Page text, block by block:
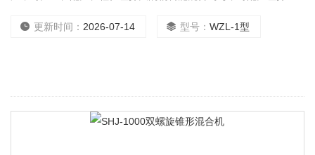
合作业，每批次可混合50-12000公斤，每批混合时间为6-30分钟
更新时间： 2026-07-14 型号：WZL-1型